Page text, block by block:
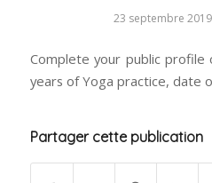
23 septembre 2019
Complete your public
years of Yoga practice, date
Partager cette publication